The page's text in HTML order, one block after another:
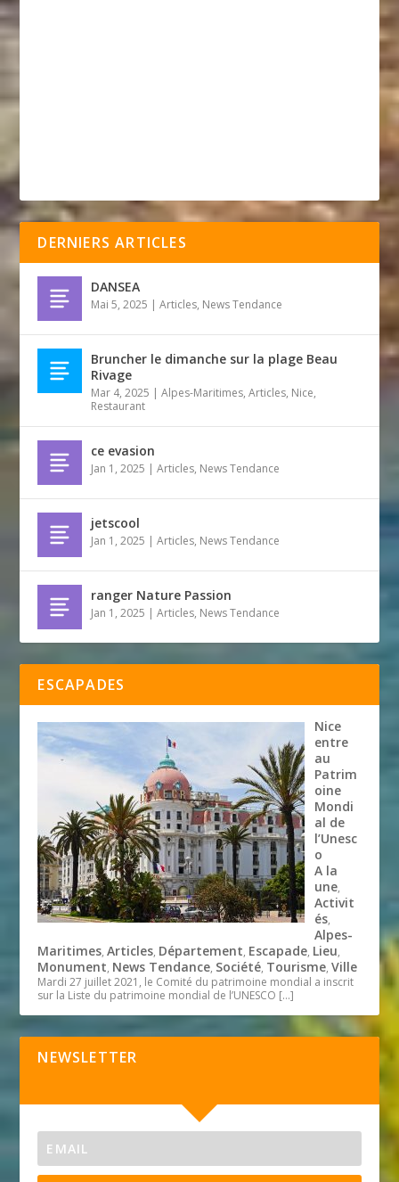
DERNIERS ARTICLES
DANSEA
Mai 5, 2025 |Articles, News Tendance
Bruncher le dimanche sur la plage Beau
Rivage
Mar 4, 2025 |Alpes-Maritimes,Articles, Nice,
Restaurant
ce evasion
Jan 1, 2025 |Articles, News Tendance
jetscool
Jan 1, 2025 |Articles, News Tendance
ranger Nature Passion
Jan 1, 2025 |Articles, News Tendance
ESCAPADES
Nice
entre
au
Patrim
oine
Mondi
al de
l’Unesc
o
A la
une,
Activit
és,
Alpes-
Maritimes,Articles, Département, Escapade, Lieu,
Monument, News Tendance, Société, Tourisme,Ville
Mardi 27 juillet 2021, le Comité du patrimoine mondial a inscrit
sur la Liste du patrimoine mondial de l’UNESCO […]
NEWSLETTER